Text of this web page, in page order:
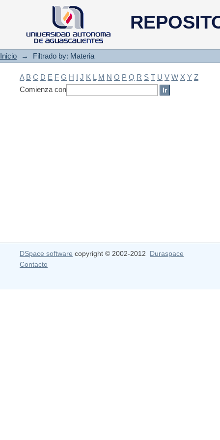
Filtrado by: Materia
Inicio → Filtrado by: Materia
A B C D E F G H I J K L M N O P Q R S T U V W X Y Z
Comienza con
DSpace software copyright © 2002-2012 Duraspace
Contacto